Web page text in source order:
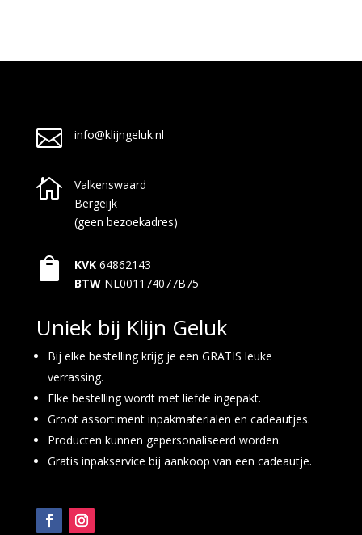
 info@klijngeluk.nl

Valkenswaard
Bergeijk
(geen bezoekadres)
 KVK 64862143
BTW NL001174077B75
Uniek bij Klijn Geluk
Bij elke bestelling krijg je een GRATIS leuke
verrassing.
Elke bestelling wordt met liefde ingepakt.
Groot assortiment inpakmaterialen en cadeautjes.
Producten kunnen gepersonaliseerd worden.
Gratis inpakservice bij aankoop van een cadeautje.